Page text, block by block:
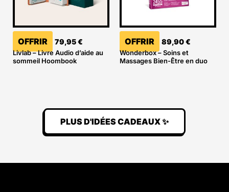
OFFRIR 79,95€
Livlab – Livre Audio d’aide au
sommeil Hoombook
OFFRIR 89,90€
Wonderbox – Soins et
Massages Bien-Être en duo
PLUS D'IDÉES CADEAUX ✨